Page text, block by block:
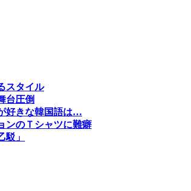
スタイル
台圧倒
好きな韓国語は…
ンのＴシャツに難癖
」